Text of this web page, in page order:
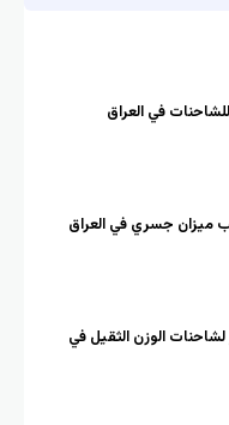
في العراق
ميزان جسري في العراق
لشاحنات الوزن الثقيل في